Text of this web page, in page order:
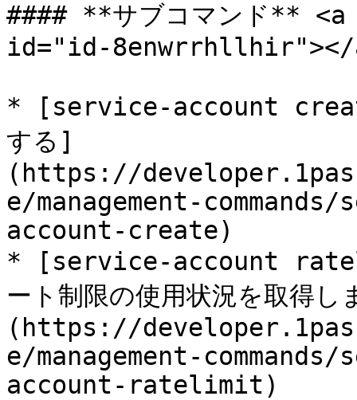
#### **サブコマンド​**
id="id-8enwrrhllhir"></
* [service-account
する]
(https://
e/management-
account-create)
* [service-account
ート制限の使用状況を取得し
(https://
e/management-
account-ratelimit)